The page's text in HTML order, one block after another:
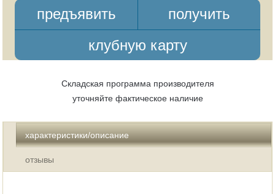
предъявить
получить
клубную карту
Складская программа производителя
уточняйте фактическое наличие
характеристики/описание
отзывы